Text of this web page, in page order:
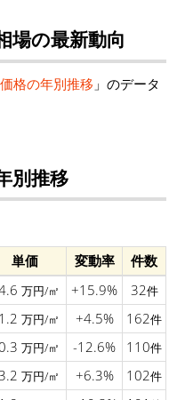
場の最新動向
格の年別推移 」のデータ
別推移
単価 変動率
件数
万円/㎡ +15.9% 32件
万円/㎡ +4.5% 162件
万円/㎡ -12.6% 110件
万円/㎡ +6.3% 102件